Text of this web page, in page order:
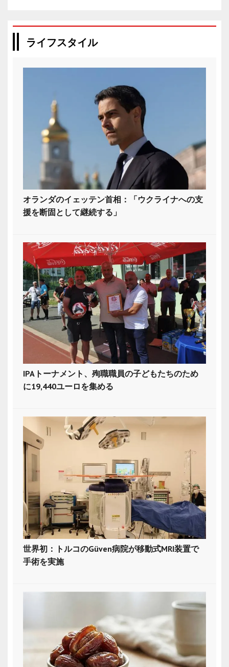
ライフスタイル
オランダのイェッテン首相：「ウクライナへの支
援を断固として継続する」
IPAトーナメント、殉職職員の子どもたちのため
に19,440ユーロを集める
世界初：トルコのGüven病院が移動式MRI装置で
手術を実施